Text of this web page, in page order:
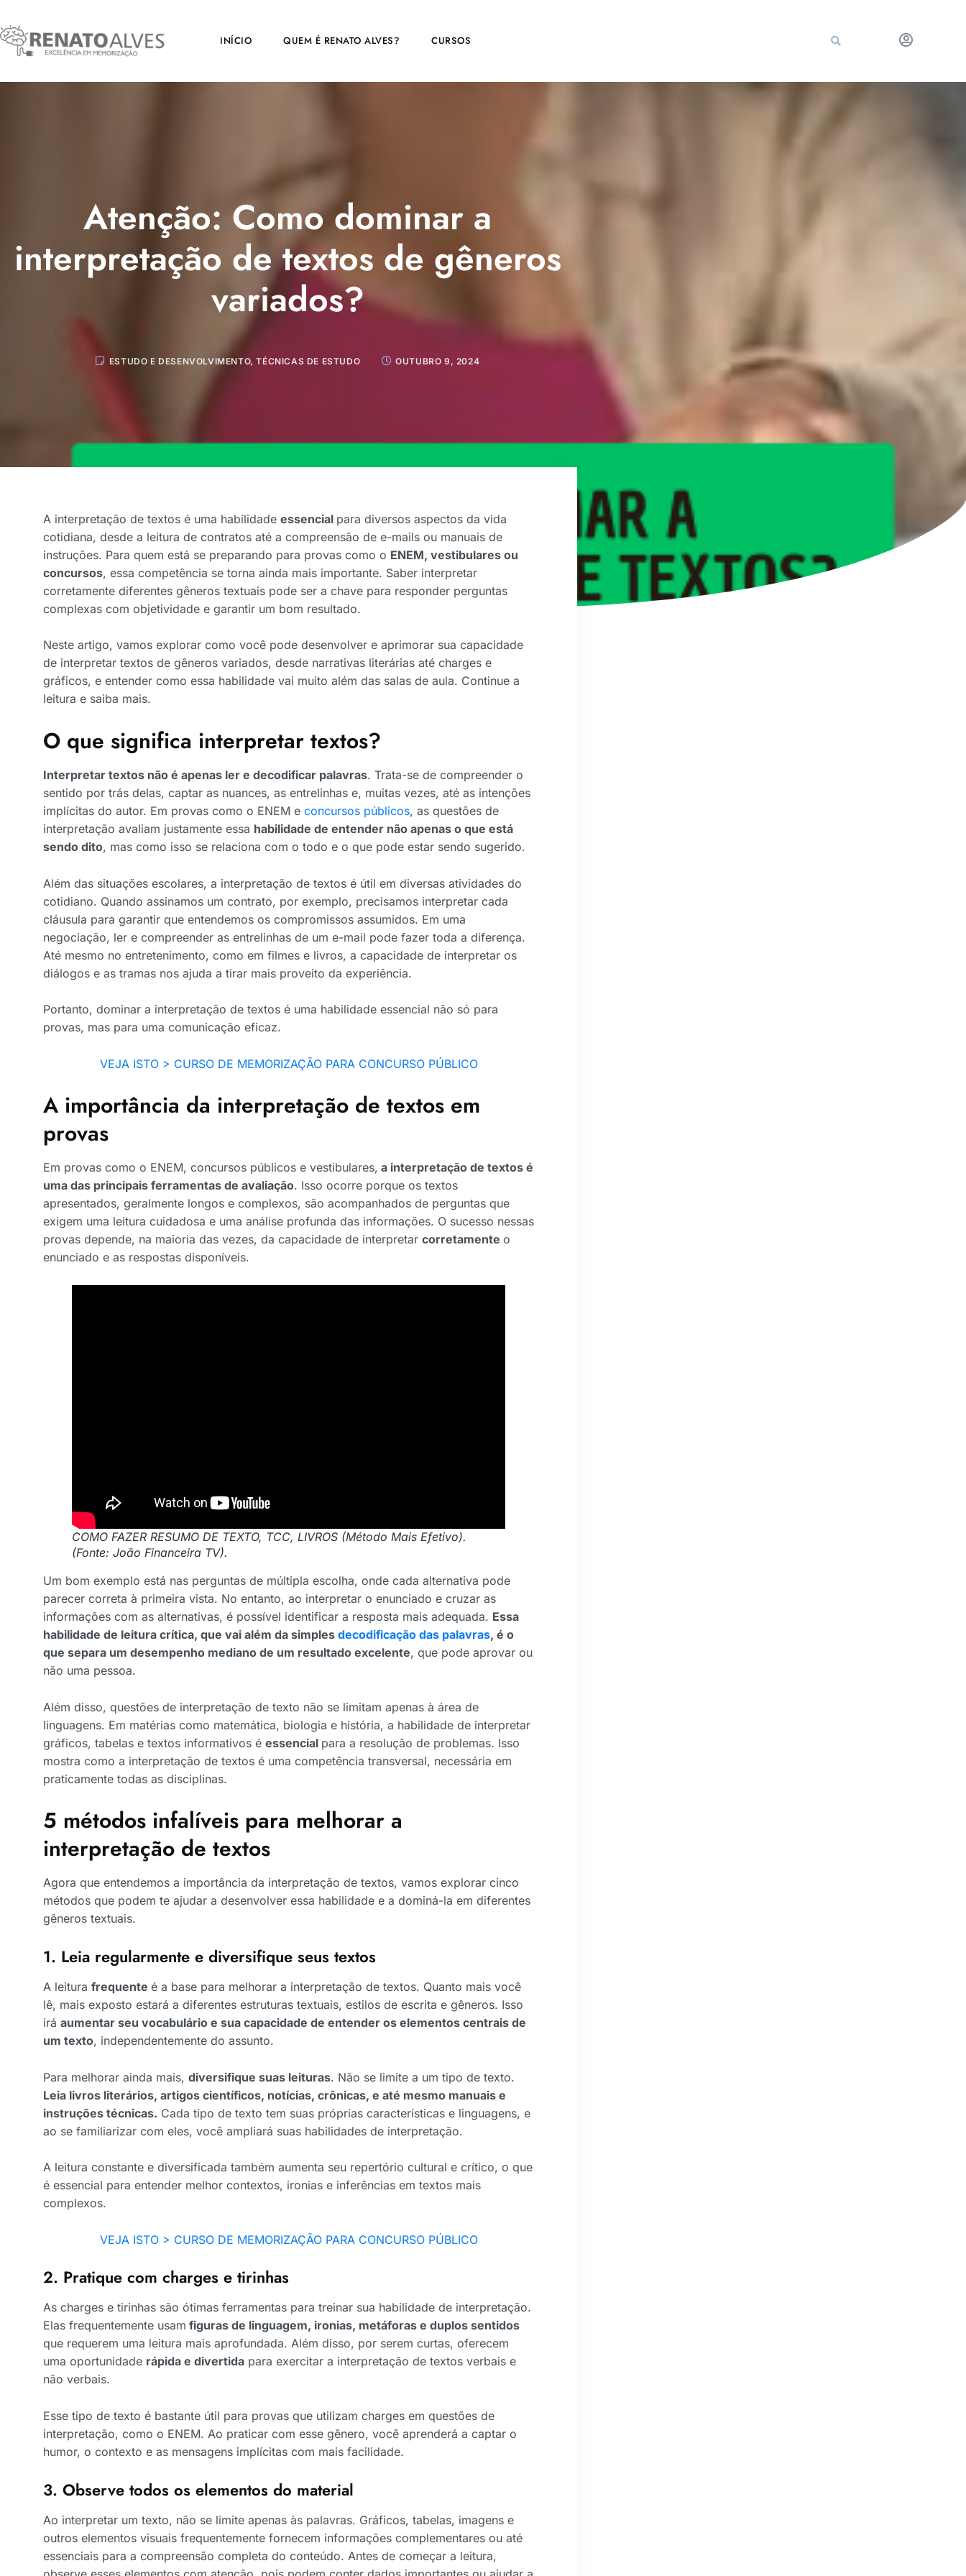
INÍCIO QUEM É RENATO ALVES? CURSOS
Atenção: Como dominar a
interpretação de textos de gêneros
variados?
ESTUDO E DESENVOLVIMENTO,TÉCNICAS DE ESTUDO OUTUBRO 9, 2024
A interpretação de textos é uma habilidade essencial para diversos aspectos da vida
cotidiana, desde a leitura de contratos até a compreensão de e-mails ou manuais de
instruções. Para quem está se preparando para provas como o ENEM, vestibulares ou
concursos, essa competência se torna ainda mais importante. Saber interpretar
corretamente diferentes gêneros textuais pode ser a chave para responder perguntas
complexas com objetividade e garantir um bom resultado.
Neste artigo, vamos explorar como você pode desenvolver e aprimorar sua capacidade
de interpretar textos de gêneros variados, desde narrativas literárias até charges e
gráficos, e entender como essa habilidade vai muito além das salas de aula. Continue a
leitura e saiba mais.
O que significa interpretar textos?
Interpretar textos não é apenas ler e decodificar palavras. Trata-se de compreender o
sentido por trás delas, captar as nuances, as entrelinhas e, muitas vezes, até as intenções
implícitas do autor. Em provas como o ENEM e concursos públicos, as questões de
interpretação avaliam justamente essa habilidade de entender não apenas o que está
sendo dito, mas como isso se relaciona com o todo e o que pode estar sendo sugerido.
Além das situações escolares, a interpretação de textos é útil em diversas atividades do
cotidiano. Quando assinamos um contrato, por exemplo, precisamos interpretar cada
cláusula para garantir que entendemos os compromissos assumidos. Em uma
negociação, ler e compreender as entrelinhas de um e-mail pode fazer toda a diferença.
Até mesmo no entretenimento, como em filmes e livros, a capacidade de interpretar os
diálogos e as tramas nos ajuda a tirar mais proveito da experiência.
Portanto, dominar a interpretação de textos é uma habilidade essencial não só para
provas, mas para uma comunicação eficaz.
VEJA ISTO > CURSO DE MEMORIZAÇÃO PARA CONCURSO PÚBLICO
A importância da interpretação de textos em
provas
Em provas como o ENEM, concursos públicos e vestibulares, a interpretação de textos é
uma das principais ferramentas de avaliação. Isso ocorre porque os textos
apresentados, geralmente longos e complexos, são acompanhados de perguntas que
exigem uma leitura cuidadosa e uma análise profunda das informações. O sucesso nessas
provas depende, na maioria das vezes, da capacidade de interpretar corretamente o
enunciado e as respostas disponíveis.
COMO FAZER RESUMO DE TEXTO, TCC, LIVROS (Método Mais Efetivo).
(Fonte: João Financeira TV).
Um bom exemplo está nas perguntas de múltipla escolha, onde cada alternativa pode
parecer correta à primeira vista. No entanto, ao interpretar o enunciado e cruzar as
informações com as alternativas, é possível identificar a resposta mais adequada. Essa
habilidade de leitura crítica, que vai além da simples decodificação das palavras, é o
que separa um desempenho mediano de um resultado excelente, que pode aprovar ou
não uma pessoa.
Além disso, questões de interpretação de texto não se limitam apenas à área de
linguagens. Em matérias como matemática, biologia e história, a habilidade de interpretar
gráficos, tabelas e textos informativos é essencial para a resolução de problemas. Isso
mostra como a interpretação de textos é uma competência transversal, necessária em
praticamente todas as disciplinas.
5 métodos infalíveis para melhorar a
interpretação de textos
Agora que entendemos a importância da interpretação de textos, vamos explorar cinco
métodos que podem te ajudar a desenvolver essa habilidade e a dominá-la em diferentes
gêneros textuais.
1. Leia regularmente e diversifique seus textos
A leitura frequente é a base para melhorar a interpretação de textos. Quanto mais você
lê, mais exposto estará a diferentes estruturas textuais, estilos de escrita e gêneros. Isso
irá aumentar seu vocabulário e sua capacidade de entender os elementos centrais de
um texto, independentemente do assunto.
Para melhorar ainda mais, diversifique suas leituras. Não se limite a um tipo de texto.
Leia livros literários, artigos científicos, notícias, crônicas, e até mesmo manuais e
instruções técnicas. Cada tipo de texto tem suas próprias características e linguagens, e
ao se familiarizar com eles, você ampliará suas habilidades de interpretação.
A leitura constante e diversificada também aumenta seu repertório cultural e crítico, o que
é essencial para entender melhor contextos, ironias e inferências em textos mais
complexos.
VEJA ISTO > CURSO DE MEMORIZAÇÃO PARA CONCURSO PÚBLICO
2. Pratique com charges e tirinhas
As charges e tirinhas são ótimas ferramentas para treinar sua habilidade de interpretação.
Elas frequentemente usam figuras de linguagem, ironias, metáforas e duplos sentidos
que requerem uma leitura mais aprofundada. Além disso, por serem curtas, oferecem
uma oportunidade rápida e divertida para exercitar a interpretação de textos verbais e
não verbais.
Esse tipo de texto é bastante útil para provas que utilizam charges em questões de
interpretação, como o ENEM. Ao praticar com esse gênero, você aprenderá a captar o
humor, o contexto e as mensagens implícitas com mais facilidade.
3. Observe todos os elementos do material
Ao interpretar um texto, não se limite apenas às palavras. Gráficos, tabelas, imagens e
outros elementos visuais frequentemente fornecem informações complementares ou até
essenciais para a compreensão completa do conteúdo. Antes de começar a leitura,